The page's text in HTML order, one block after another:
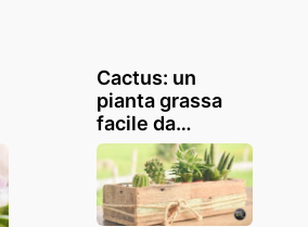
Cactus: un
pianta grassa
facile da
coltivare in casa
e molto
decorativa! 20
idee